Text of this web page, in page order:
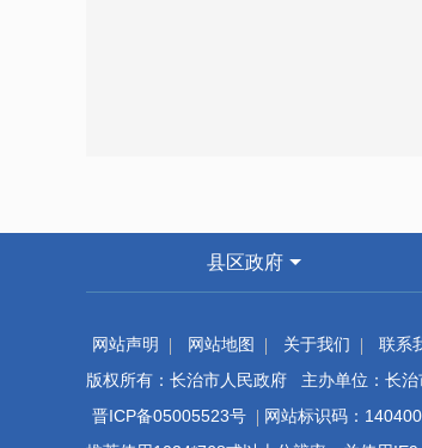
县区政府
网站声明 网站地图 关于我们
联系
版权所有：长治市人民政府 主办单位：长
晋ICP备05005523号
网站标识码：